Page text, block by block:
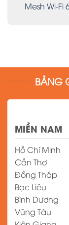
Mesh Wi-
BẢNG
MIỀN NAM
Hồ Chí Minh
Cần Thơ
Đồng Tháp
Bạc Liêu
Bình Dương
Vũng Tàu